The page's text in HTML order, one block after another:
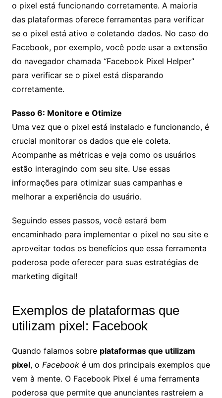
o pixel está funcionando corretamente. A maioria
das plataformas oferece ferramentas para verificar
se o pixel está ativo e coletando dados. No caso do
Facebook, por exemplo, você pode usar a extensão
do navegador chamada “Facebook Pixel Helper”
para verificar se o pixel está disparando
corretamente.
Passo 6: Monitore e Otimize
Uma vez que o pixel está instalado e funcionando, é
crucial monitorar os dados que ele coleta.
Acompanhe as métricas e veja como os usuários
estão interagindo com seu site. Use essas
informações para otimizar suas campanhas e
melhorar a experiência do usuário.
Seguindo esses passos, você estará bem
encaminhado para implementar o pixel no seu site e
aproveitar todos os benefícios que essa ferramenta
poderosa pode oferecer para suas estratégias de
marketing digital!
Exemplos de plataformas que
utilizam pixel: Facebook
Quando falamos sobre plataformas que utilizam
pixel, o Facebooké um dos principais exemplos que
vem à mente. O Facebook Pixel é uma ferramenta
poderosa que permite que anunciantes rastreiem a